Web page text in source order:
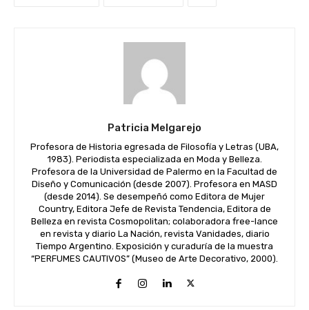
Patricia Melgarejo
Profesora de Historia egresada de Filosofía y Letras (UBA,
1983). Periodista especializada en Moda y Belleza.
Profesora de la Universidad de Palermo en la Facultad de
Diseño y Comunicación (desde 2007). Profesora en MASD
(desde 2014). Se desempeñó como Editora de Mujer
Country, Editora Jefe de Revista Tendencia, Editora de
Belleza en revista Cosmopolitan; colaboradora free-lance
en revista y diario La Nación, revista Vanidades, diario
Tiempo Argentino. Exposición y curaduría de la muestra
“PERFUMES CAUTIVOS” (Museo de Arte Decorativo, 2000).